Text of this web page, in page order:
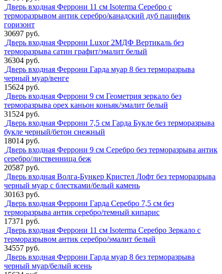
Дверь входная Феррони 11 см Isoterma Серебро с
терморазрывом антик серебро/канадский дуб пацифик
горизонт
30697 руб.
Дверь входная Феррони Luxor 2МДФ Вертикаль без
терморазрыва сатин графит/эмалит белый
36304 руб.
Дверь входная Феррони Гарда муар 8 без терморазрыва
черный муар/венге
15624 руб.
Дверь входная Феррони 9 см Геометрия зеркало без
терморазрыва орех каньон коньяк/эмалит белый
31524 руб.
Дверь входная Феррони 7,5 см Гарда Букле без терморазрыва
букле черный/бетон снежный
18014 руб.
Дверь входная Феррони 9 см Серебро без терморазрыва антик
серебро/лиственница беж
20587 руб.
Дверь входная Волга-Бункер Кристел Лофт без терморазрыва
черный муар с блестками/белый камень
30163 руб.
Дверь входная Феррони Гарда Серебро 7,5 см без
терморазрыва антик серебро/темный кипарис
17371 руб.
Дверь входная Феррони 11 см Isoterma Серебро Зеркало с
терморазрывом антик серебро/эмалит белый
34557 руб.
Дверь входная Феррони Гарда муар 8 без терморазрыва
черный муар/белый ясень